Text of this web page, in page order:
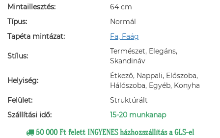
Mintaillesztés:
64 cm
Típus:
Normál
Tapéta mintázat:
Fa, Faág
Stílus:
Természet, Elegáns,
Skandináv
Helyiség:
Étkező, Nappali, Előszoba,
Hálószoba, Egyéb, Konyha
Felület:
Struktúrált
Szállítási idő:
15-20 munkanap
50 000 Ft felett INGYENES házhozszállítás a GLS-el